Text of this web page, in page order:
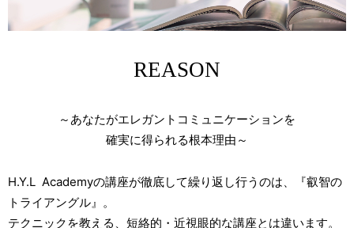
REASON
～あなたがエレガントコミュニケーションを
確実に得られる根本理由～
H.Y.L Academyの講座が徹底して繰り返し行うのは、『叡智の
トライアングル』。
テクニックを教える、短絡的・近視眼的な講座とは違います。